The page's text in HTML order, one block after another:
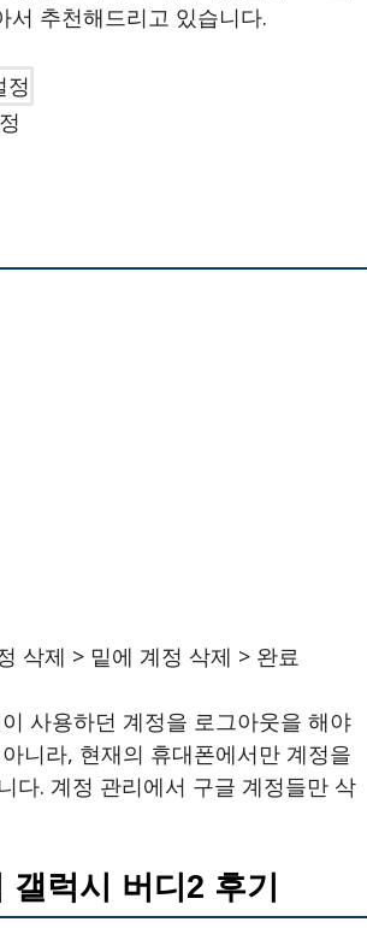
서 추천해드리고 있습니다.
삭제 > 밑에 계정 삭제 > 완료
사용하던 계정을 로그아웃을 해야
니라, 현재의 휴대폰에서만 계정을
다. 계정 관리에서 구글 계정들만 삭
럭시 버디2 후기